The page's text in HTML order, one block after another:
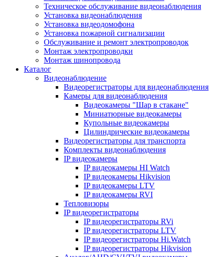
Техническое обслуживание видеонаблюдения
Установка видеонаблюдения
Установка видеодомофона
Установка пожарной сигнализации
Обслуживание и ремонт электропроводок
Монтаж электропроводки
Монтаж шинопровода
Каталог
Видеонаблюдение
Видеорегистраторы для видеонаблюдения
Камеры для видеонаблюдения
Видеокамеры "Шар в стакане"
Миниатюрные видеокамеры
Купольные видеокамеры
Цилиндрические видеокамеры
Видеорегистраторы для транспорта
Комплекты видеонаблюдения
IP видеокамеры
IP видеокамеры HI Watch
IP видеокамеры Hikvision
IP видеокамеры LTV
IP видеокамеры RVI
Тепловизоры
IP видеорегистраторы
IP видеорегистраторы RVi
IP видеорегистраторы LTV
IP видеорегистраторы Hi.Watch
IP видеорегистраторы Hikvision